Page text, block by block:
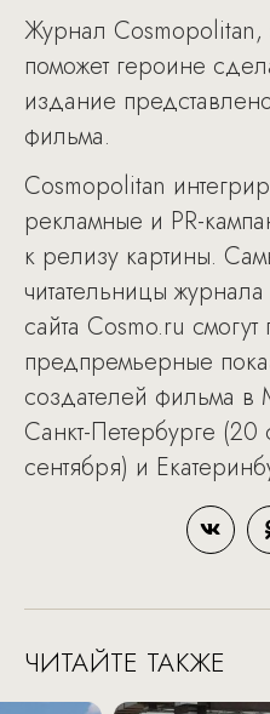
Журнал Cosmopolitan,
поможет героине
издание
фильма.
Cosmopolitan
рекламные и PR-
к релизу картины.
читательницы
сайта Cosmo.ru
предпремьерные
создателей фильма в
Санкт-Петербурге
сентября) и
ЧИТАЙТЕ ТАКЖЕ